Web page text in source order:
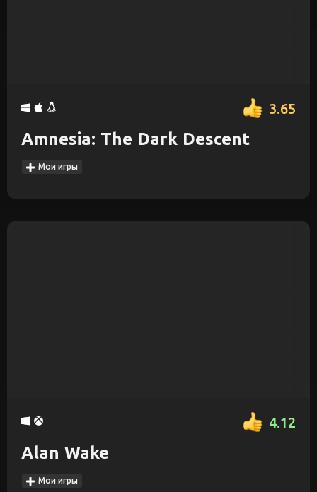
3.65
Amnesia: The Dark Descent
Мои игры
4.12
Alan Wake
Мои игры